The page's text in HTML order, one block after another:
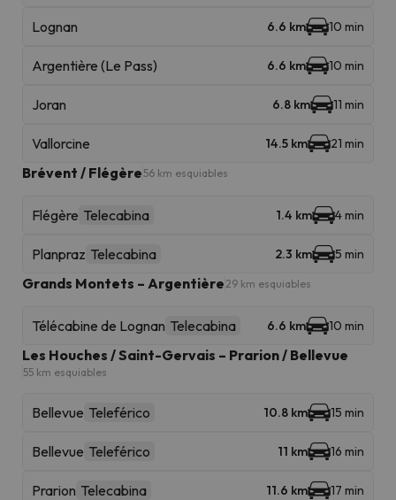
Lognan 6.6 km 10 min
Argentière (Le Pass) 6.6 km 10 min
Joran 6.8 km 11 min
Vallorcine 14.5 km 21 min
Brévent / Flégère 56 km esquiables
Flégère Telecabina 1.4 km 4 min
Planpraz Telecabina 2.3 km 5 min
Grands Montets – Argentière 29 km esquiables
Télécabine de Lognan Telecabina 6.6 km 10 min
Les Houches / Saint-Gervais – Prarion / Bellevue
55 km esquiables
Bellevue Teleférico 10.8 km 15 min
Bellevue Teleférico 11 km 16 min
Prarion Telecabina 11.6 km 17 min